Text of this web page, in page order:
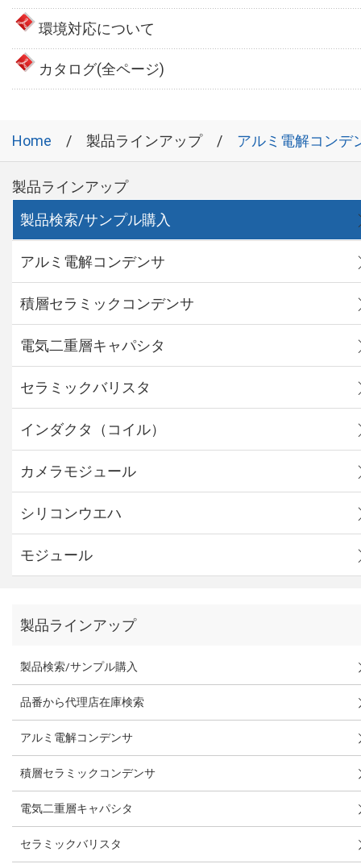
環境対応について
カタログ(全ページ)
Home 製品ラインアップ アルミ電解コンデ
製品ラインアップ
製品検索/サンプル購入
アルミ電解コンデンサ
積層セラミックコンデンサ
電気二重層キャパシタ
セラミックバリスタ
インダクタ（コイル）
カメラモジュール
シリコンウエハ
モジュール
製品ラインアップ
製品検索/サンプル購入
品番から代理店在庫検索
アルミ電解コンデンサ
積層セラミックコンデンサ
電気二重層キャパシタ
セラミックバリスタ